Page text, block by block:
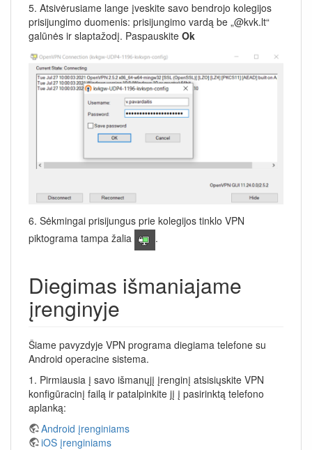
5. Atsivėrusiame lange įveskite savo bendrojo kolegijos
prisijungimo duomenis: prisijungimo vardą be „@kvk.lt“
galūnės ir slaptažodį. Paspauskite Ok
6. Sėkmingai prisijungus prie kolegijos tinklo VPN
piktograma tampa žalia
.
Diegimas išmaniajame
įrenginyje
Šiame pavyzdyje VPN programa diegiama telefone su
Android operacine sistema.
1. Pirmiausia į savo išmanųjį įrenginį atsisiųskite VPN
konfigūracinį failą ir patalpinkite jį į pasirinktą telefono
aplanką:
Android įrenginiams
iOS įrenginiams